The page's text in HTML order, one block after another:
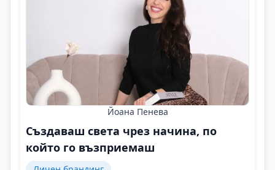
Йоана Пенева
Създаваш света чрез начина, по
който го възприемаш